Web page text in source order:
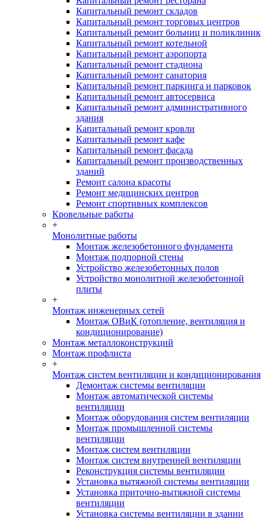
Капитальный ремонт складов
Капитальный ремонт торговых центров
Капитальный ремонт больниц и поликлиник
Капитальный ремонт котельной
Капитальный ремонт аэропорта
Капитальный ремонт стадиона
Капитальный ремонт санатория
Капитальный ремонт паркинга и парковок
Капитальный ремонт автосервиса
Капитальный ремонт административного
здания
Капитальный ремонт кровли
Капитальный ремонт кафе
Капитальный ремонт фасада
Капитальный ремонт производственных
зданий
Ремонт салона красоты
Ремонт медицинских центров
Ремонт спортивных комплексов
Кровельные работы
+
Монолитные работы
Монтаж железобетонного фундамента
Монтаж подпорной стены
Устройство железобетонных полов
Устройство монолитной железобетонной
плиты
+
Монтаж инженерных сетей
Монтаж ОВиК (отопление, вентиляция и
кондиционирование)
Монтаж металлоконструкций
Монтаж профлиста
+
Монтаж систем вентиляции и кондиционирования
Демонтаж системы вентиляции
Монтаж автоматической системы
вентиляции
Монтаж оборудования систем вентиляции
Монтаж промышленной системы
вентиляции
Монтаж систем вентиляции
Монтаж систем внутренней вентиляции
Реконструкция системы вентиляции
Установка вытяжной системы вентиляции
Установка приточно-вытяжной системы
вентиляции
Установка системы вентиляции в здании